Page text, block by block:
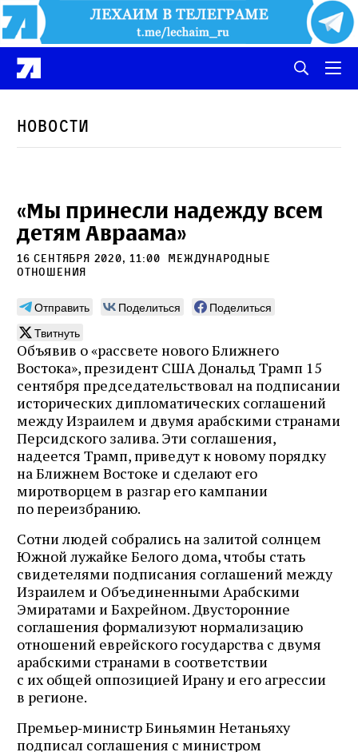
Новости
«Мы принесли надежду всем
детям Авраама»
16 сентября 2020, 11:00
международные
отношения
Отправить Поделиться
Поделиться
Твитнуть
Объявив о «рассвете нового Ближнего
Востока», президент США Дональд Трамп 15
сентября председательствовал на подписании
исторических дипломатических соглашений
между Израилем и двумя арабскими странами
Персидского залива. Эти соглашения,
надеется Трамп, приведут к новому порядку
на Ближнем Востоке и сделают его
миротворцем в разгар его кампании
по переизбранию.
Сотни людей собрались на залитой солнцем
Южной лужайке Белого дома, чтобы стать
свидетелями подписания соглашений между
Израилем и Объединенными Арабскими
Эмиратами и Бахрейном. Двусторонние
соглашения формализуют нормализацию
отношений еврейского государства с двумя
арабскими странами в соответствии
с их общей оппозицией Ирану и его агрессии
в регионе.
Премьер‑министр Биньямин Нетаньяху
подписал соглашения с министром